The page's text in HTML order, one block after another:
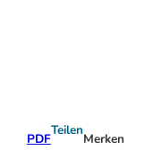
PDF
Teilen
Merken